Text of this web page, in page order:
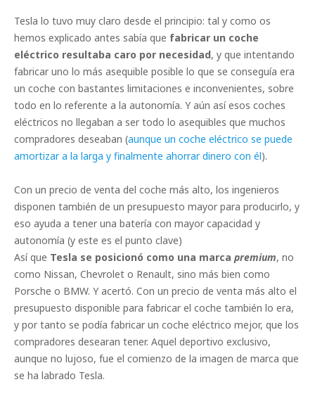
Tesla lo tuvo muy claro desde el principio: tal y como os
hemos explicado antes sabía que fabricar un coche
eléctrico resultaba caro por necesidad, y que intentando
fabricar uno lo más asequible posible lo que se conseguía era
un coche con bastantes limitaciones e inconvenientes, sobre
todo en lo referente a la autonomía. Y aún así esos coches
eléctricos no llegaban a ser todo lo asequibles que muchos
compradores deseaban (aunque un coche eléctrico se puede
amortizar a la larga y finalmente ahorrar dinero con él).
Con un precio de venta del coche más alto, los ingenieros
disponen también de un presupuesto mayor para producirlo, y
eso ayuda a tener una batería con mayor capacidad y
autonomía (y este es el punto clave)
Así que Tesla se posicionó como una marca premium, no
como Nissan, Chevrolet o Renault, sino más bien como
Porsche o BMW. Y acertó. Con un precio de venta más alto el
presupuesto disponible para fabricar el coche también lo era,
y por tanto se podía fabricar un coche eléctrico mejor, que los
compradores desearan tener. Aquel deportivo exclusivo,
aunque no lujoso, fue el comienzo de la imagen de marca que
se ha labrado Tesla.